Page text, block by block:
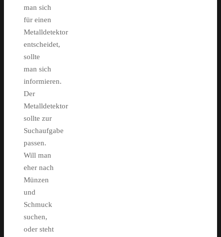
man sich
für einen
Metalldetektor
entscheidet,
sollte
man sich
informieren.
Der
Metalldetektor
sollte zur
Suchaufgabe
passen.
Will man
eher nach
Münzen
und
Schmuck
suchen,
oder steht